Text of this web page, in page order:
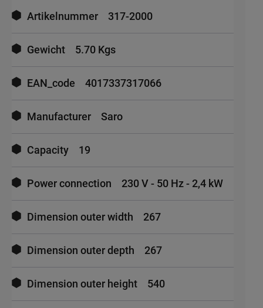
informatie
Artikelnummer 317-2000
Gewicht 5.70 Kgs
EAN_code 4017337317066
Manufacturer Saro
Capacity 19
Power connection 230 V - 50 Hz - 2,4 kW
Dimension outer width 267
Dimension outer depth 267
Dimension outer height 540